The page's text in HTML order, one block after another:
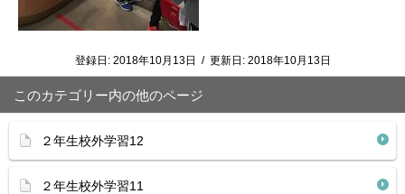
登録日: 2018年10月13日 / 更新日: 2018年10月13日
このカテゴリー内の他のページ
２年生校外学習12
２年生校外学習11